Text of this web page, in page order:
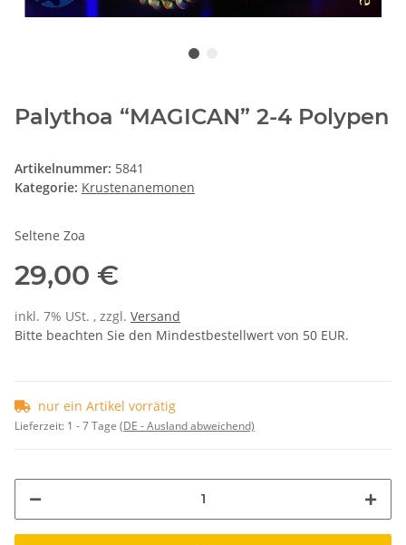
Palythoa “MAGICAN” 2-4 Polypen
Artikelnummer: 5841
Kategorie: Krustenanemonen
Seltene Zoa
29,00 €
inkl. 7% USt. , zzgl. Versand
Bitte beachten Sie den Mindestbestellwert von 50 EUR.
nur ein Artikel vorrätig
Lieferzeit: 1 - 7 Tage (DE - Ausland abweichend)